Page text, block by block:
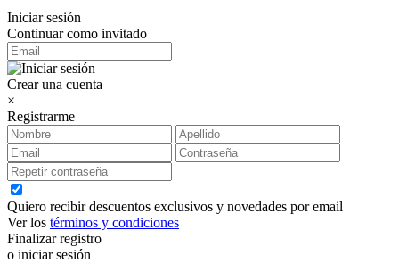
Iniciar sesión
Continuar como invitado
Crear una cuenta
×
Registrarme
Quiero recibir descuentos exclusivos y novedades por email
Ver los términos y condiciones
Finalizar registro
o iniciar sesión